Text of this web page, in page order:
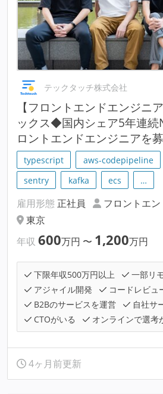
テックタッチ株式会社
【フロントエンドエンジニ
ックス◆国内シェア5年連続
ロントエンドエンジニアを
typescript aws-codepipeline
sentry
kafka ecs …
雇用形態 正社員
フロントエ
東京
年収 600万円 〜 1,200万円
下限年収500万円以上
一部リ
アジャイル開発
コードレビュ
B2Bのサービスを運営
自社サ
CTOがいる
オンラインで選考
4ヶ月前更新